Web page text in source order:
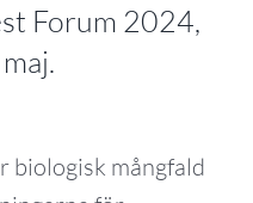
Forum 2024,
biologisk mångfald